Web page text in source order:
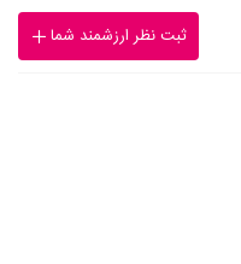
ثبت نظر ارزشمند شما